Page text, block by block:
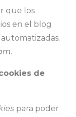
que los
en el blog
.
de
para poder